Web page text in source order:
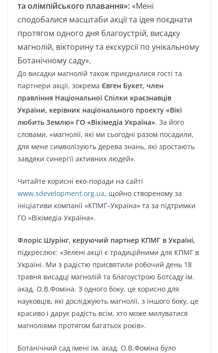
та олімпійського плавання»:«Мені
сподобалися масштаби акції та ідея поєднати
протягом одного дня благоустрій, висадку
магнолій, вікторину та екскурсії по унікальному
Ботанічному саду».
До висадки магнолій також приєдналися гості та
партнери акції, зокрема Євген Букет, член
правління Національної Спілки краєзнавців
України, керівник національного проекту «Вікі
любить Землю» ГО «Вікімедіа Україна». За його
словами, «магнолії, які ми сьогодні разом посадили,
для мене символізують дерева знань, які зростають
завдяки синергії активних людей».
Читайте корисні еко-поради на сайті
www.sdevelopment.org.ua, щойно створеному за
ініціативи компанії «КПМГ–Україна» та за підтримки
ГО «Вікімедіа Україна».
Флоріс Шурінг, керуючий партнер КПМГ в Україні,
підкреслює: «Зелені акції є традиційними для КПМГ в
Україні. Ми з радістю присвятили робочий день 18
травня висадці магнолій та благоустрою Ботсаду ім.
акад. О.В.Фоміна. З одного боку, це корисно для
науковців, які досліджують магнолії, з іншого боку, це
красиво і дарує радість всім, хто може милуватися
магноліями протягом багатьох років».
Ботанічний сад імені ім. акад. О.В.Фоміна було